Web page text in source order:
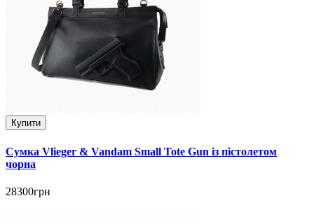
Купити
Сумка Vlieger & Vandam Small Tote Gun із пістолетом
чорна
28300грн